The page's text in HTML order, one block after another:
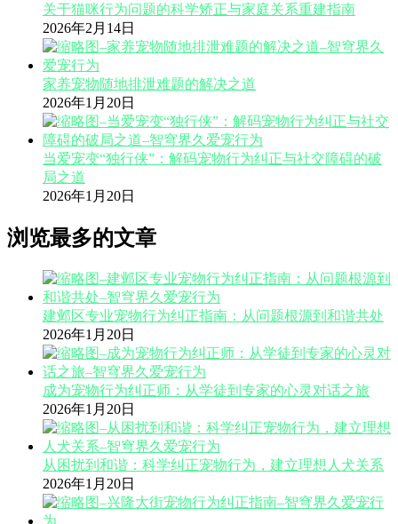
关于猫咪行为问题的科学矫正与家庭关系重建指南
2026年2月14日
家养宠物随地排泄难题的解决之道
2026年1月20日
当爱宠变“独行侠”：解码宠物行为纠正与社交障碍的破
局之道
2026年1月20日
浏览最多的文章
建邺区专业宠物行为纠正指南：从问题根源到和谐共处
2026年1月20日
成为宠物行为纠正师：从学徒到专家的心灵对话之旅
2026年1月20日
从困扰到和谐：科学纠正宠物行为，建立理想人犬关系
2026年1月20日